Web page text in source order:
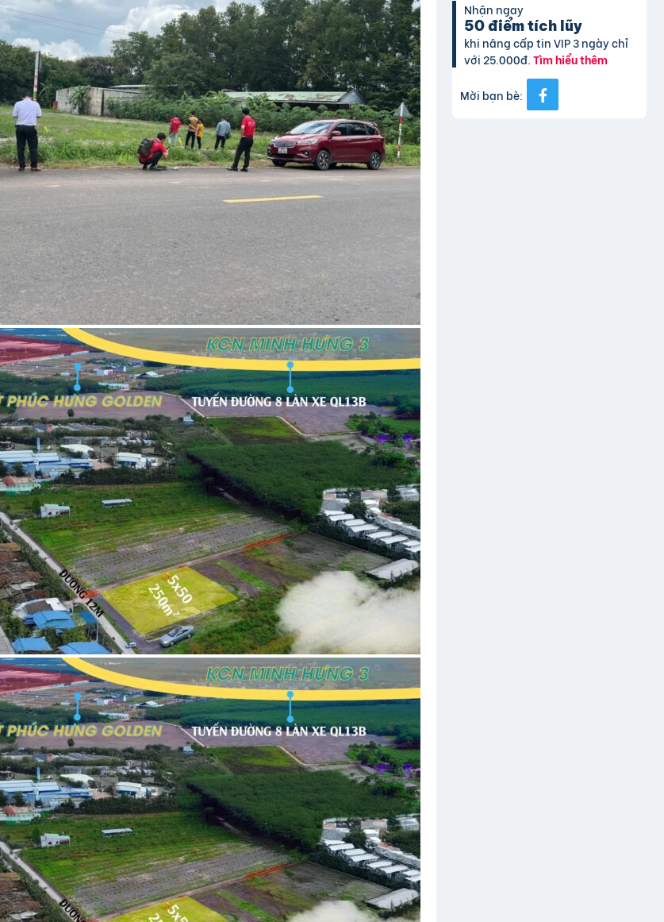
Nhận ngay
50 điểm tích lũy
khi nâng cấp tin VIP 3 ngày chỉ
với 25.000đ.Tìm hiểu thêm
Mời bạn bè: